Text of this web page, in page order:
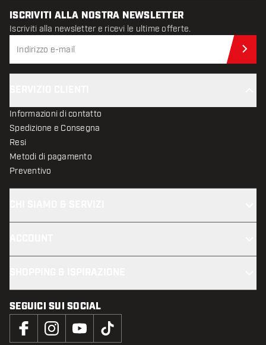
ISCRIVITI ALLA NOSTRA NEWSLETTER
Iscriviti alla newsletter e ricevi le ultime offerte.
Informazioni di contatto
Spedizione e Consegna
Resi
Metodi di pagamento
Preventivo
SEGUICI SUI SOCIAL